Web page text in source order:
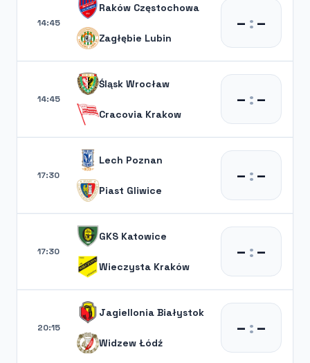
14:45
Raków Częstochowa
Zagłębie Lubin
– :–
14:45
Śląsk Wrocław
Cracovia Krakow
– :–
17:30
Lech Poznan
Piast Gliwice
– :–
17:30
GKS Katowice
Wieczysta Kraków
– :–
20:15
Jagiellonia Białystok
Widzew Łódź
– :–